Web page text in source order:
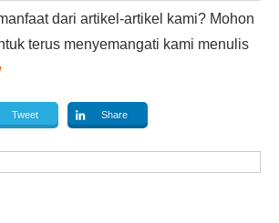
dari artikel-artikel kami? Mohon
terus menyemangati kami menulis
Tweet Share